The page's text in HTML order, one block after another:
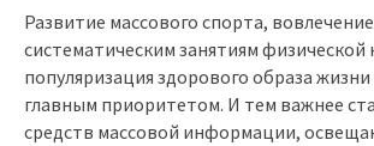
Развитие массового спорта,
систематическим занятиям физической
популяризация здорового образа жизни
главным приоритетом. И тем важнее
средств массовой информации,